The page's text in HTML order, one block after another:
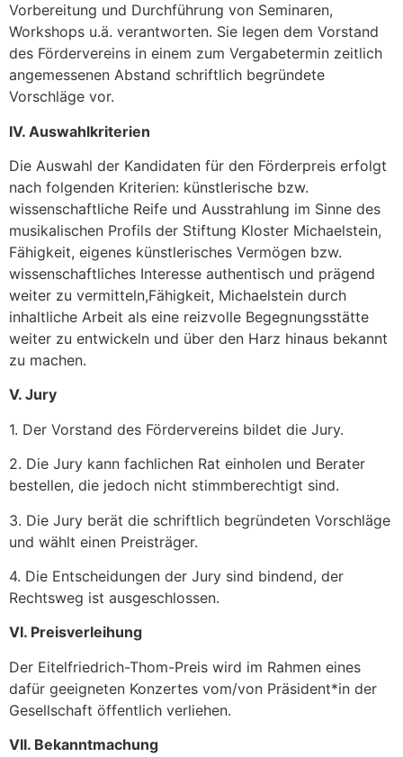
Vorbereitung und Durchführung von Seminaren,
Workshops u.ä. verantworten. Sie legen dem Vorstand
des Fördervereins in einem zum Vergabetermin zeitlich
angemessenen Abstand schriftlich begründete
Vorschläge vor.
IV. Auswahlkriterien
Die Auswahl der Kandidaten für den Förderpreis erfolgt
nach folgenden Kriterien: künstlerische bzw.
wissenschaftliche Reife und Ausstrahlung im Sinne des
musikalischen Profils der Stiftung Kloster Michaelstein,
Fähigkeit, eigenes künstlerisches Vermögen bzw.
wissenschaftliches Interesse authentisch und prägend
weiter zu vermitteln,Fähigkeit, Michaelstein durch
inhaltliche Arbeit als eine reizvolle Begegnungsstätte
weiter zu entwickeln und über den Harz hinaus bekannt
zu machen.
V. Jury
1. Der Vorstand des Fördervereins bildet die Jury.
2. Die Jury kann fachlichen Rat einholen und Berater
bestellen, die jedoch nicht stimmberechtigt sind.
3. Die Jury berät die schriftlich begründeten Vorschläge
und wählt einen Preisträger.
4. Die Entscheidungen der Jury sind bindend, der
Rechtsweg ist ausgeschlossen.
VI. Preisverleihung
Der Eitelfriedrich-Thom-Preis wird im Rahmen eines
dafür geeigneten Konzertes vom/von Präsident*in der
Gesellschaft öffentlich verliehen.
VII. Bekanntmachung